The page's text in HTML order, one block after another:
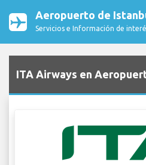
Aeropuerto de
Servicios e Información de
ITA Airways en